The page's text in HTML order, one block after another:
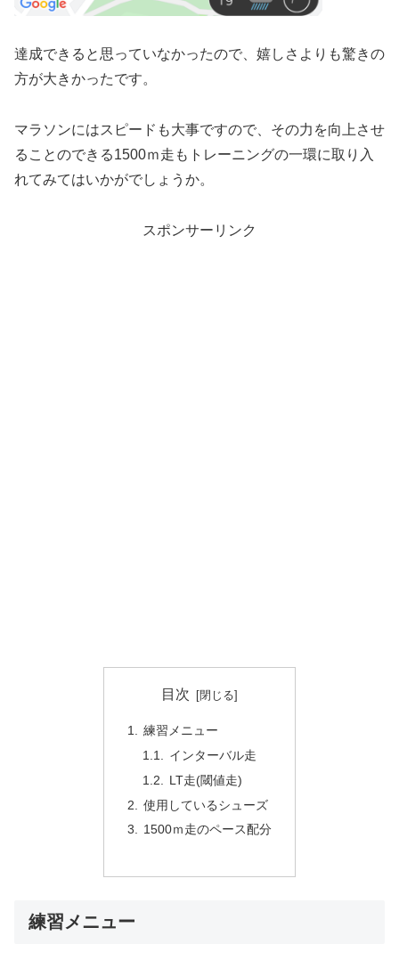
達成できると思っていなかったので、嬉しさよりも驚きの
方が大きかったです。
マラソンにはスピードも大事ですので、その力を向上させ
ることのできる1500ｍ走もトレーニングの一環に取り入
れてみてはいかがでしょうか。
スポンサーリンク
目次
練習メニュー
インターバル走
LT走(閾値走)
使用しているシューズ
1500ｍ走のペース配分
練習メニュー